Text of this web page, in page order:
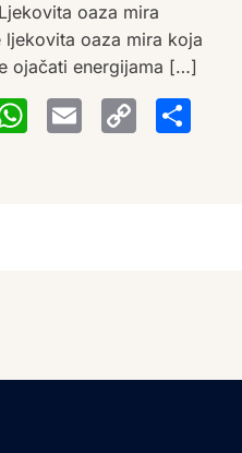
oaza mira
ljekovita oaza mira koja
ojačati energijama […]
Email